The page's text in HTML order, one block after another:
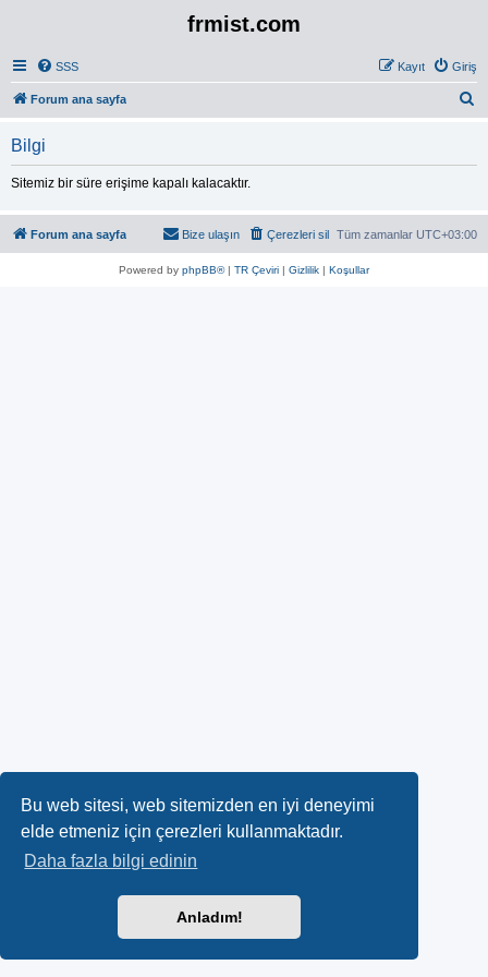
Bu web sitesi, web sitemizden en iyi deneyimi
elde etmeniz için çerezleri kullanmaktadır.
Daha fazla bilgi edinin
Anladım!
frmist.com
SSS Giriş
Kayıt
Forum ana sayfa
Bilgi
Sitemiz bir süre erişime kapalı kalacaktır.
Forum ana sayfa Tüm zamanlar UTC+03:00
Çerezleri sil
Bize ulaşın
Powered by phpBB®| TR Çeviri | Gizlilik | Koşullar